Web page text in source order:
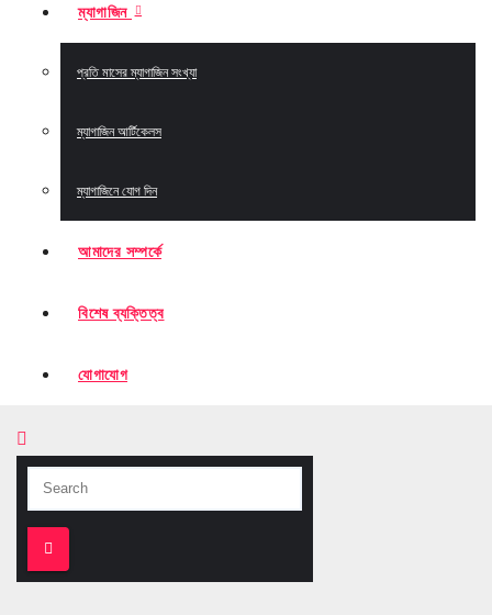
ম্যাগাজিন
প্রতি মাসের ম্যাগাজিন সংখ্যা
ম্যাগাজিন আর্টিকেলস
ম্যাগাজিনে যোগ দিন
আমাদের সম্পর্কে
বিশেষ ব্যক্তিত্ব
যোগাযোগ